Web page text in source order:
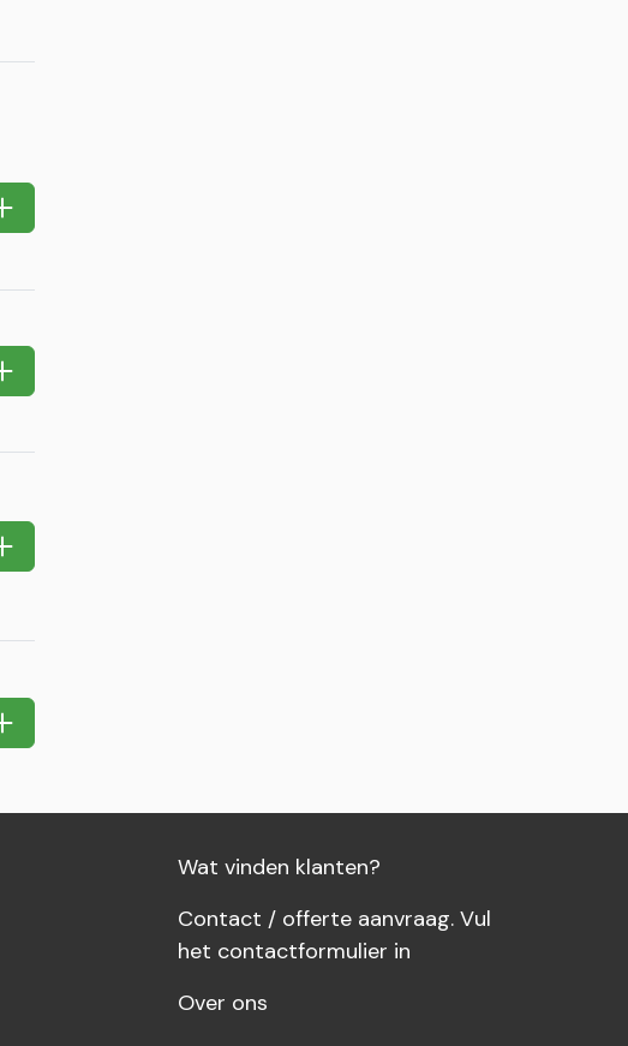
In Winkelwagen
In Winkelwagen
In Winkelwagen
In Winkelwagen
Wat vinden klanten?
Contact / offerte aanvraag. Vul
het contactformulier in
Over ons